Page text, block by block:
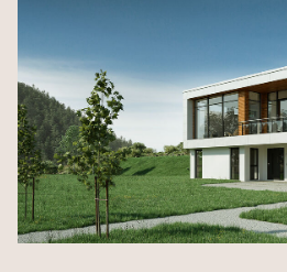
Finn forhandler
Bli forhandler
Om VestlandsHus
Våre ansatte
Visjon og verdier
Jobb med oss